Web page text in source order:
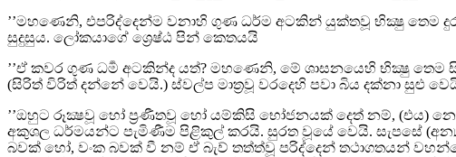
’’මහණෙනි, එපරිද්දෙන්ම වනාහි ගුණ ධර්ම අටකින් යුක්තවූ භික්‍ෂු තෙම
සුදුසුය. ලෝකයාගේ ශ්‍රෙෂ්ඨ පින් කෙතයයි
’’ඒ කවර ගුණ ධර්‍ම අටකින්ද යත්? මහණෙනි, මේ ශාසනයෙහි භික්‍ෂු
(සිරිත් විරිත් දන්නේ වෙයි.) ස්වල්ප මාත්‍රවූ වරදෙහි පවා බිය දක්නා සුළු
’’ඔහුට රූක්‍ෂවූ හෝ ප්‍රණීතවූ හෝ යම්කිසි භෝජනයක් දෙත් නම්, (එය)
අකුශල ධර්මයන්ට පැමිණීම පිළිකුල් කරයි. සුරත වූයේ වෙයි. සැපසේ
බවක් හෝ, වංක බවක් වී නම් ඒ බැව් තත්ත්‍වූ පරිද්දෙන් තථාගතයන්